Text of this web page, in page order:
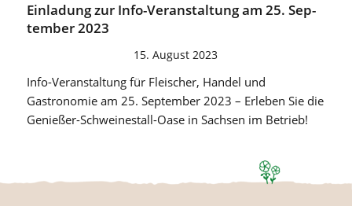
Ein­la­dung zur Info-Ver­an­stal­tung am 25. Sep­
tem­ber 2023
15. August 2023
Info-Veranstaltung für Fleischer, Handel und
Gastronomie am 25. September 2023 – Erleben Sie die
Genießer-Schweinestall-Oase in Sachsen im Betrieb!